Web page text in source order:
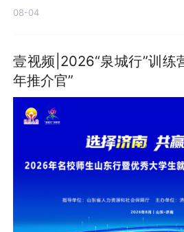
08-04
壹视频|2026“泉城行”训练
年推介官”